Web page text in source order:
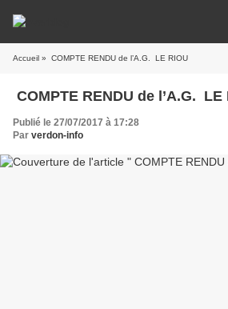
Accueil » COMPTE RENDU de l’A.G. LE RIOU
COMPTE RENDU de l’A.G. LE
Publié le 27/07/2017 à 17:28
Par verdon-info